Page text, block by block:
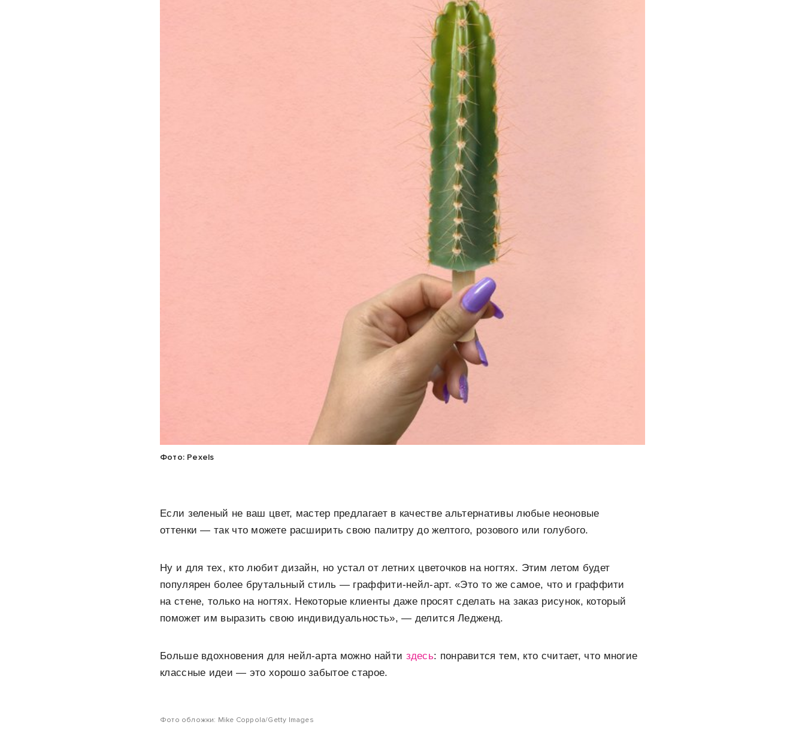
Фото: Pexels
Если зеленый не ваш цвет, мастер предлагает в качестве альтернативы любые неоновые
оттенки — так что можете расширить свою палитру до желтого, розового или голубого.
Ну и для тех, кто любит дизайн, но устал от летних цветочков на ногтях. Этим летом будет
популярен более брутальный стиль — граффити-нейл-арт. «Это то же самое, что и граффити
на стене, только на ногтях. Некоторые клиенты даже просят сделать на заказ рисунок, который
поможет им выразить свою индивидуальность», — делится Ледженд.
Больше вдохновения для нейл-арта можно найти здесь: понравится тем, кто считает, что многие
классные идеи — это хорошо забытое старое.
Фото обложки: Mike Coppola/Getty Images